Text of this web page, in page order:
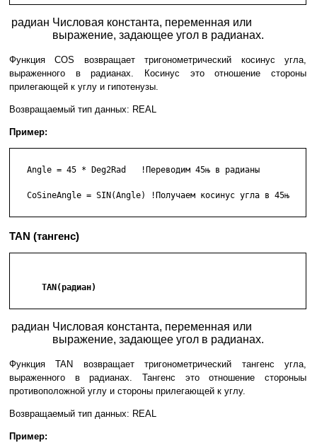
радиан Числовая константа, переменная или
выражение, задающее угол в радианах.
Функция COS возвращает тригонометрический косинус угла,
выраженного в радианах. Косинус это отношение стороны
прилегающей к углу и гипотенузы.
Возвращаемый тип данных: REAL
Пример:
   Angle = 45 * Deg2Rad   !Переводим 45њ в радианы
   CoSineAngle = SIN(Angle) !Получаем косинус угла в 45њ
TAN (тангенс)
      TAN(радиан)
радиан Числовая константа, переменная или
выражение, задающее угол в радианах.
Функция TAN возвращает тригонометрический тангенс угла,
выраженного в радианах. Тангенс это отношение стороныы
противоположной углу и стороны прилегающей к углу.
Возвращаемый тип данных: REAL
Пример: